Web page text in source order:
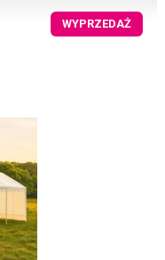
WYPRZEDAŻ